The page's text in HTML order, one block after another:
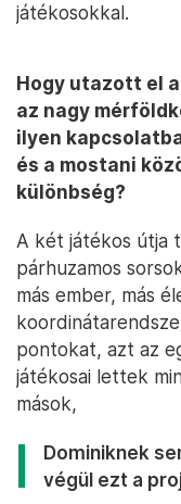
játékosokkal.
Hogy utazott el
az nagy
ilyen
és a mostani
különbség?
A két játékos útja
párhuzamos
más ember, más
pontokat, azt az
játékosai lettek
mások,
Dominiknek
végül ezt a